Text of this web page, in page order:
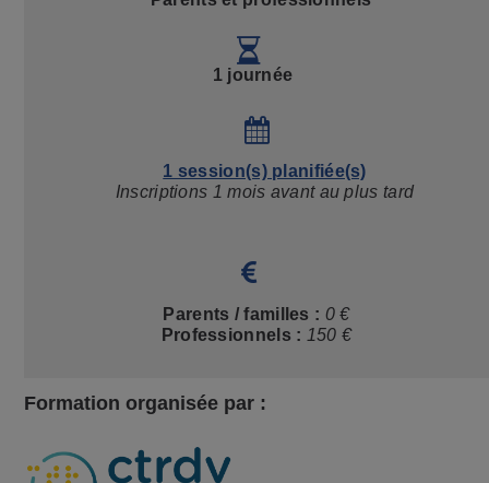
1 journée
1 session(s) planifiée(s)
Inscriptions 1 mois avant au plus tard
Parents / familles : 0 €
Professionnels : 150 €
Formation organisée par :